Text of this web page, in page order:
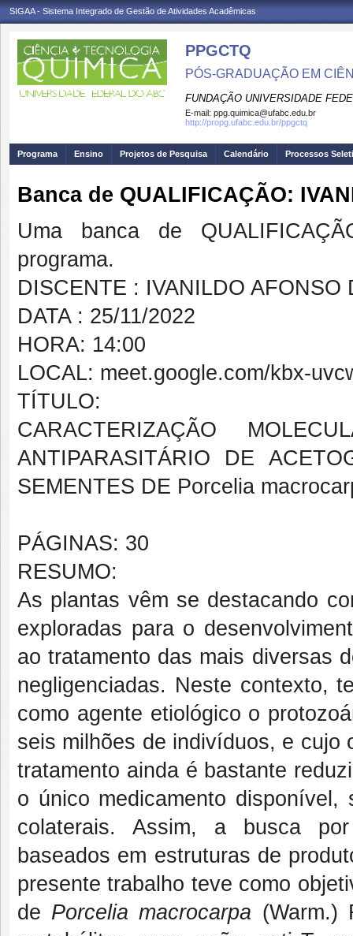
SIGAA - Sistema Integrado de Gestão de Atividades Acadêmicas
PPGCTQ
PÓS-GRADUAÇÃO EM
FUNDAÇÃO UNIVERSIDADE
E-mail: ppg.quimica@ufabc.edu.br
http://propg.ufabc.edu.br/ppgctq
Programa Ensino Projetos de Pesquisa Calendário Processos
Banca de QUALIFICAÇÃO:
Uma banca de
programa.
DISCENTE : IVANILDO AFONSO
DATA : 25/11/2022
HORA: 14:00
LOCAL: meet.google.com/kbx-
TÍTULO:
CARACTERIZAÇÃO
ANTIPARASITÁRIO DE
SEMENTES DE Porcelia
PÁGINAS: 30
RESUMO:
As plantas vêm se destacando
exploradas para o
ao tratamento das mais diversas
negligenciadas. Neste contexto,
como agente etiológico o
seis milhões de indivíduos, e cujo
tratamento ainda é bastante
o único medicamento
colaterais. Assim, a busca
baseados em estruturas de
presente trabalho teve como
de Porcelia macrocarpa (Warm.)